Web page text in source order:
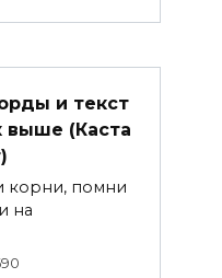
и текст
выше (Каста
корни, помни
на